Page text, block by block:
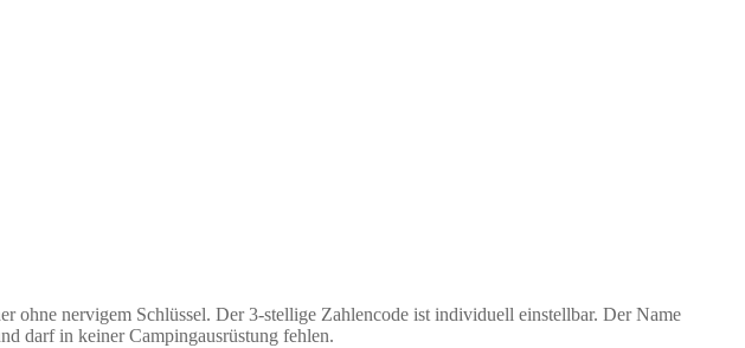
nervigem Schlüssel. Der 3-stellige Zahlencode ist individuell einstellbar. Der Name
darf in keiner Campingausrüstung fehlen.